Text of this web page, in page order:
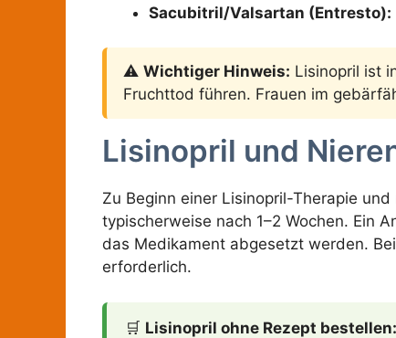
Sacubitril/Valsartan (Entresto):
⚠️ Wichtiger Hinweis: Lisinopril ist
Fruchttod führen. Frauen im
Lisinopril und
Zu Beginn einer Lisinopril-Therapie
typischerweise nach 1–2 Wochen. Ein
das Medikament abgesetzt werden.
erforderlich.
🛒 Lisinopril ohne Rezept bestellen: